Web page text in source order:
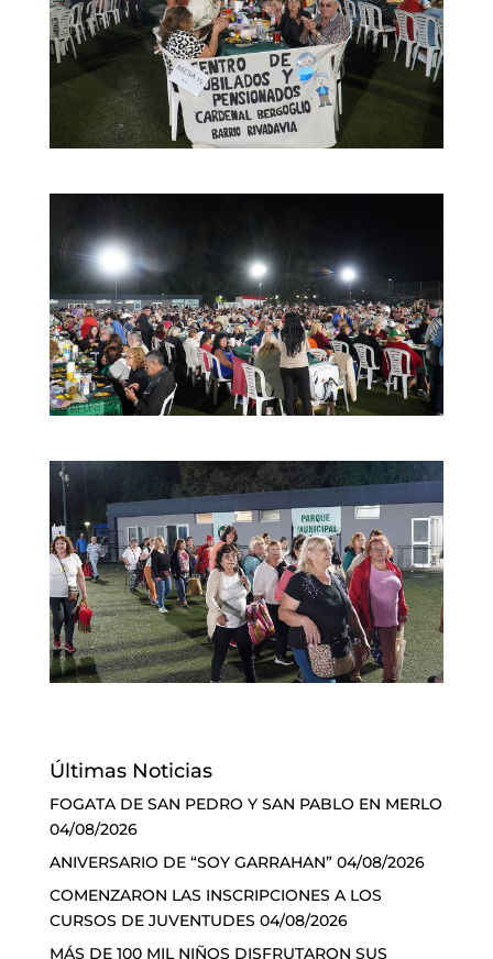
Últimas Noticias
FOGATA DE SAN PEDRO Y SAN PABLO EN MERLO
04/08/2026
ANIVERSARIO DE “SOY GARRAHAN” 04/08/2026
COMENZARON LAS INSCRIPCIONES A LOS
CURSOS DE JUVENTUDES 04/08/2026
MÁS DE 100 MIL NIÑOS DISFRUTARON SUS